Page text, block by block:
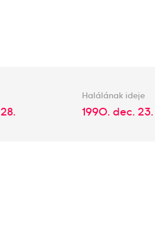
Halálának ideje
1990. dec. 23.